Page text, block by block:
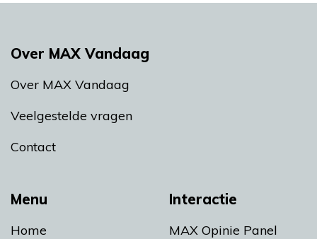
Menu
Home
Interactie
MAX Opinie Panel
Over MAX Vandaag
Over MAX Vandaag
Veelgestelde vragen
Contact